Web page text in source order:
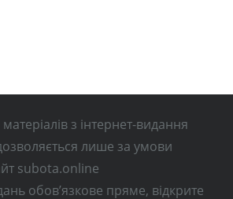
з інтернет-видання
лише за умови
subota.online
обов’язкове пряме, відкрите